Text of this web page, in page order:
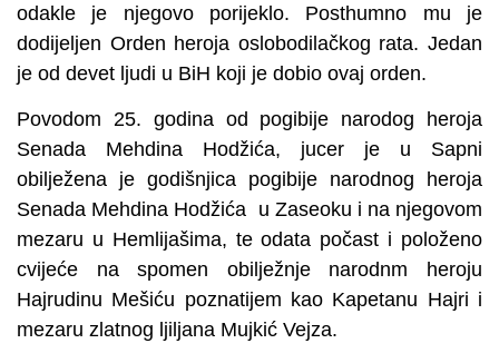
odakle je njegovo porijeklo. Posthumno mu je
dodijeljen Orden heroja oslobodilačkog rata. Jedan
je od devet ljudi u BiH koji je dobio ovaj orden.
Povodom 25. godina od pogibije narodog heroja
Senada Mehdina Hodžića, jucer je u Sapni
obilježena je godišnjica pogibije narodnog heroja
Senada Mehdina Hodžića u Zaseoku i na njegovom
mezaru u Hemlijašima, te odata počast i položeno
cvijeće na spomen obilježnje narodnm heroju
Hajrudinu Mešiću poznatijem kao Kapetanu Hajri i
mezaru zlatnog ljiljana Mujkić Vejza.